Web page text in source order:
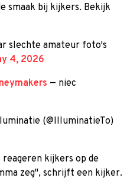
smaak bij kijkers. Bekijk
slechte amateur foto's
4, 2026
— niec
(@IlluminatieTo)
reageren kijkers op de
zeg'', schrijft een kijker.